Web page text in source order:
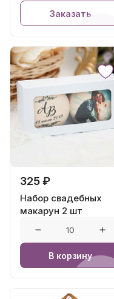
Заказать
325 ₽
Набор свадебных
макарун 2 шт
В корзину